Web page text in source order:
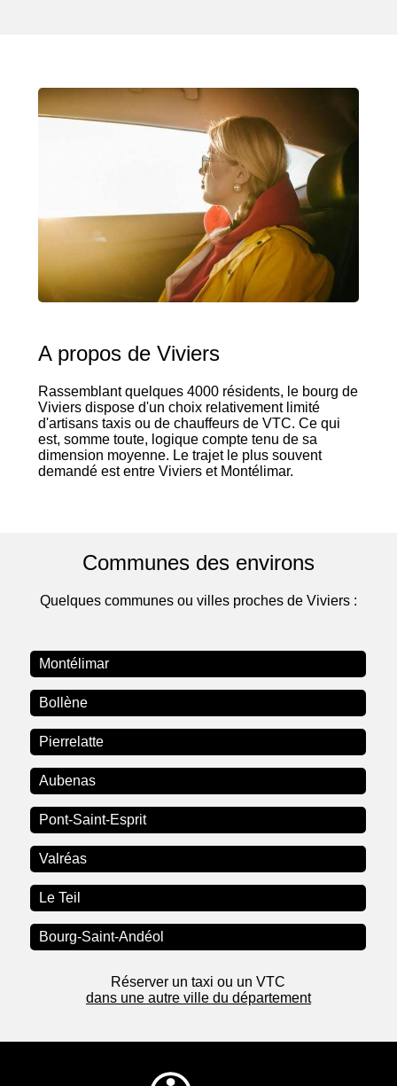
A propos de Viviers
Rassemblant quelques 4000 résidents, le bourg de
Viviers dispose d'un choix relativement limité
d'artisans taxis ou de chauffeurs de VTC. Ce qui
est, somme toute, logique compte tenu de sa
dimension moyenne. Le trajet le plus souvent
demandé est entre Viviers et Montélimar.
Communes des environs
Quelques communes ou villes proches de Viviers :
Montélimar
Bollène
Pierrelatte
Aubenas
Pont-Saint-Esprit
Valréas
Le Teil
Bourg-Saint-Andéol
Réserver un taxi ou un VTC
dans une autre ville du département